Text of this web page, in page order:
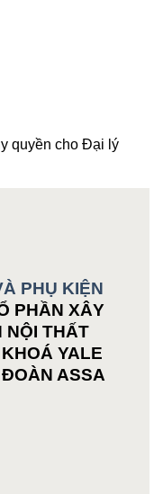
quyền cho Đại lý
PHỤ KIỆN
PHẦN XÂY
NỘI THẤT
YALE
ASSA